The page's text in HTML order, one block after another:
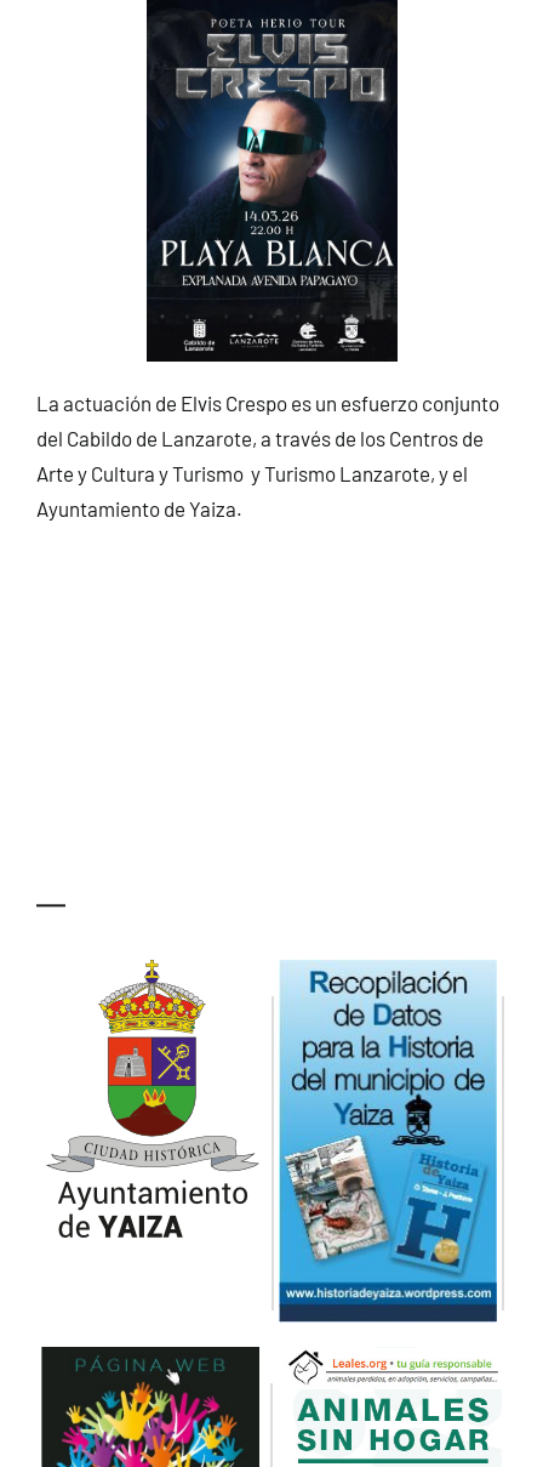
La actuación de Elvis Crespo es un esfuerzo conjunto
del Cabildo de Lanzarote, a través de los Centros de
Arte y Cultura y Turismo y Turismo Lanzarote, y el
Ayuntamiento de Yaiza.
—